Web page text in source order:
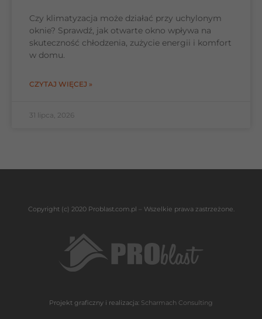
Czy klimatyzacja może działać przy uchylonym
oknie? Sprawdź, jak otwarte okno wpływa na
skuteczność chłodzenia, zużycie energii i komfort
w domu.
CZYTAJ WIĘCEJ »
31 lipca, 2026
Copyright (c) 2020 Problast.com.pl – Wszelkie prawa zastrzeżone.
Projekt graficzny i realizacja: Scharmach Consulting